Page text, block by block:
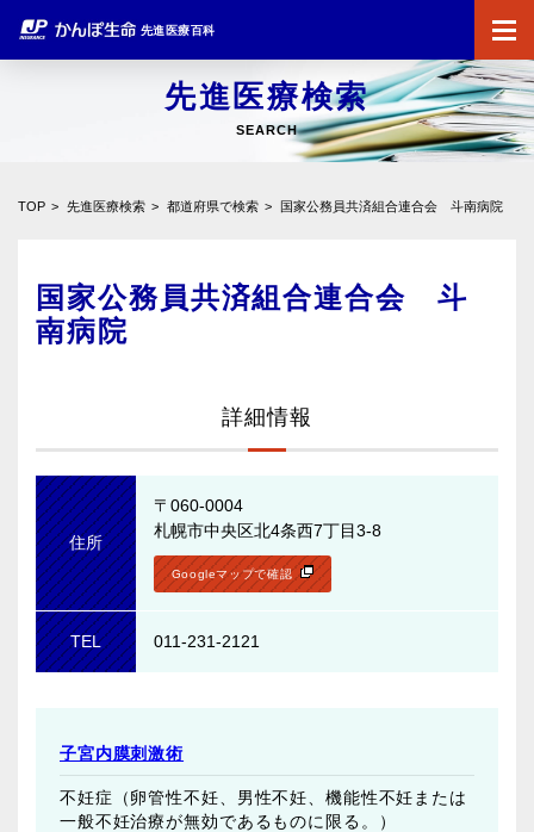
先進医療百科
先進医療検索
SEARCH
TOP 先進医療検索 都道府県で検索 国家公務員共済組合連合会 斗南病院
国家公務員共済組合連合会 斗
南病院
詳細情報
住所
〒060-0004
札幌市中央区北4条西7丁目3-8
Googleマップで確認
TEL 011-231-2121
子宮内膜刺激術
不妊症（卵管性不妊、男性不妊、機能性不妊または
一般不妊治療が無効であるものに限る。）